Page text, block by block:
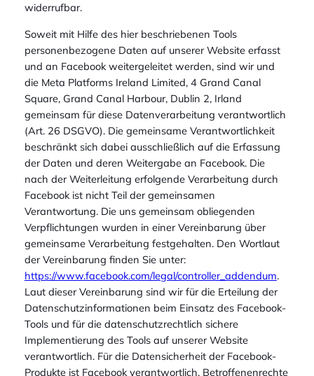
widerrufbar.
Soweit mit Hilfe des hier beschriebenen Tools
personenbezogene Daten auf unserer Website erfasst
und an Facebook weitergeleitet werden, sind wir und
die Meta Platforms Ireland Limited, 4 Grand Canal
Square, Grand Canal Harbour, Dublin 2, Irland
gemeinsam für diese Datenverarbeitung verantwortlich
(Art. 26 DSGVO). Die gemeinsame Verantwortlichkeit
beschränkt sich dabei ausschließlich auf die Erfassung
der Daten und deren Weitergabe an Facebook. Die
nach der Weiterleitung erfolgende Verarbeitung durch
Facebook ist nicht Teil der gemeinsamen
Verantwortung. Die uns gemeinsam obliegenden
Verpflichtungen wurden in einer Vereinbarung über
gemeinsame Verarbeitung festgehalten. Den Wortlaut
der Vereinbarung finden Sie unter:
https://www.facebook.com/legal/controller_addendum.
Laut dieser Vereinbarung sind wir für die Erteilung der
Datenschutzinformationen beim Einsatz des Facebook-
Tools und für die datenschutzrechtlich sichere
Implementierung des Tools auf unserer Website
verantwortlich. Für die Datensicherheit der Facebook-
Produkte ist Facebook verantwortlich. Betroffenenrechte